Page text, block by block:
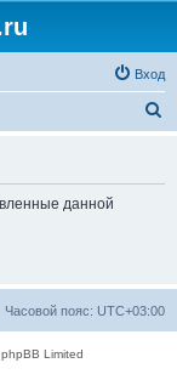
Вход
данной
Часовой пояс: UTC+03:00
Limited